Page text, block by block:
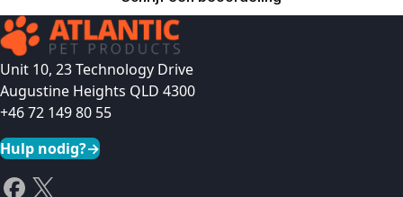
Unit 10, 23 Technology Drive
Augustine Heights QLD 4300
+46 72 149 80 55
Hulp nodig?→